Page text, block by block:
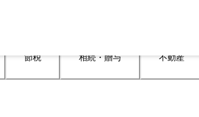
節税 相続・贈与 不動産